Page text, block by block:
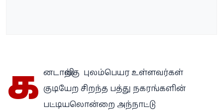
க னடாவிற்கு புலம்பெயர உள்ளவர்கள்
குடியேற சிறந்த பத்து நகரங்களின்
பட்டியலொன்றை அந்நாட்டு